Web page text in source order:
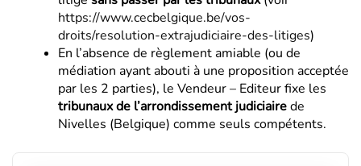
https://www.cecbelgique.be/vos-
droits/resolution-extrajudiciaire-des-litiges)
En l’absence de règlement amiable (ou de
médiation ayant abouti à une proposition acceptée
par les 2 parties), le Vendeur – Editeur fixe les
tribunaux de l’arrondissement judiciairede
Nivelles (Belgique) comme seuls compétents.